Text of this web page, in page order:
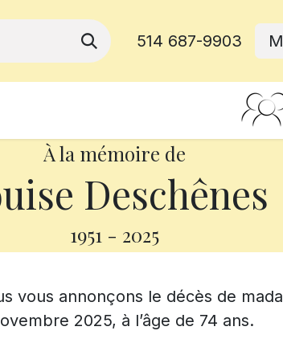
514 687-9903
À la mémoire de
Deschênes
1951 - 2025
vous annonçons le décès de
2025, à l’âge de 74 ans.